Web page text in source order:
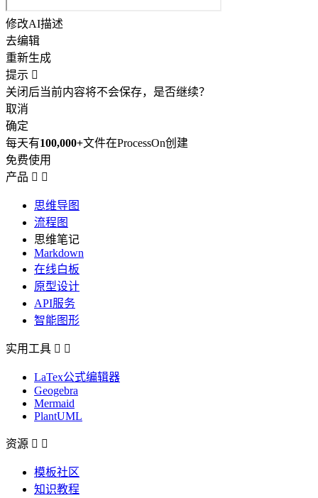
修改AI描述
去编辑
重新生成
提示 
关闭后当前内容将不会保存，是否继续？
取消
确定
每天有100,000+文件在ProcessOn创建
免费使用
产品  
思维导图
流程图
思维笔记
Markdown
在线白板
原型设计
API服务
智能图形
实用工具  
LaTex公式编辑器
Geogebra
Mermaid
PlantUML
资源  
模板社区
知识教程